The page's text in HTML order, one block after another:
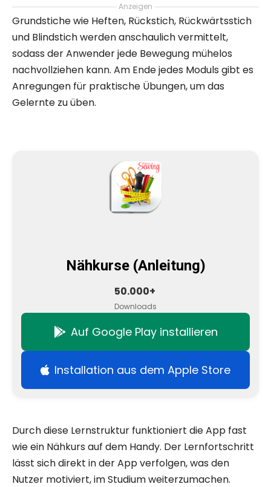
Anzeigen
Grundstiche wie Heften, Rückstich, Rückwärtsstich
und Blindstich werden anschaulich vermittelt,
sodass der Anwender jede Bewegung mühelos
nachvollziehen kann. Am Ende jedes Moduls gibt es
Anregungen für praktische Übungen, um das
Gelernte zu üben.
Nähkurse (Anleitung)
50.000+
Downloads
Auf Google Play installieren
Installation aus dem Apple Store
Durch diese Lernstruktur funktioniert die App fast
wie ein Nähkurs auf dem Handy. Der Lernfortschritt
lässt sich direkt in der App verfolgen, was den
Nutzer motiviert, im Studium weiterzumachen.